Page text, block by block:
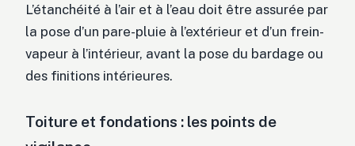
L’étanchéité à l’air et à l’eau doit être assurée par
la pose d’un pare-pluie à l’extérieur et d’un frein-
vapeur à l’intérieur, avant la pose du bardage ou
des finitions intérieures.
Toiture et fondations : les points de